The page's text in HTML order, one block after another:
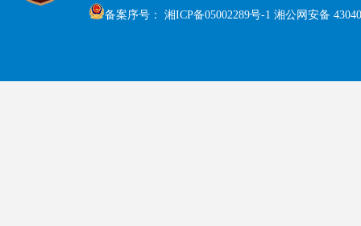
备案序号：
湘ICP备05002289号-1 湘公网安备